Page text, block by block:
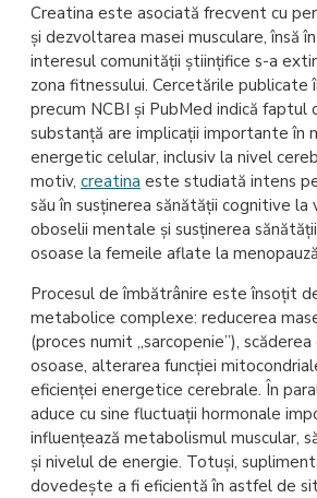
Creatina este asociată frecvent cu
și dezvoltarea masei musculare, însă
interesul comunității științifice s-a
zona fitnessului. Cercetările publicate
precum NCBI și PubMed indică faptul
substanță are implicații importante în
energetic celular, inclusiv la nivel
motiv, creatina este studiată intens
său în susținerea sănătății cognitive la
oboselii mentale și susținerea
osoase la femeile aflate la
Procesul de îmbătrânire este însoțit
metabolice complexe: reducerea
(proces numit „sarcopenie”),
osoase, alterarea funcției
eficienței energetice cerebrale. În
aduce cu sine fluctuații hormonale
influențează metabolismul muscular,
și nivelul de energie. Totuși,
dovedește a fi eficientă în astfel de